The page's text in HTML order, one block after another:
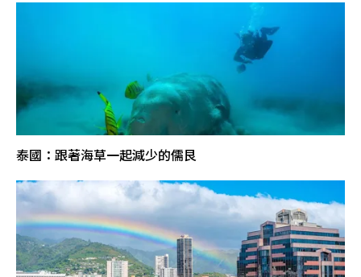
泰國：跟著海草一起減少的儒艮